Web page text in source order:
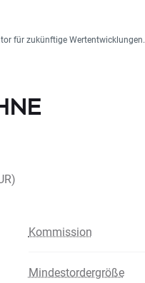
für zukünftige Wertentwicklungen.
Kommission
Mindestordergröße